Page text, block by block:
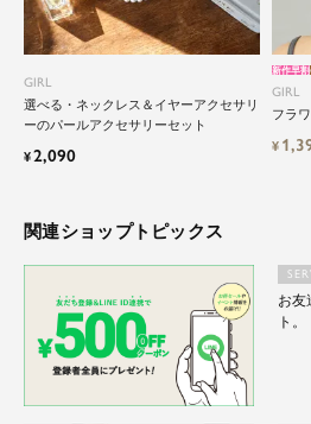
GIRL
選べる・ネックレス＆イヤーアクセサリ
ーのパールアクセサリーセット
¥2,090
GIRL
フラ
新作早割
¥
関連ショップトピックス
お友
ト。